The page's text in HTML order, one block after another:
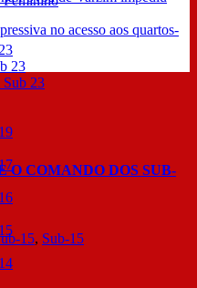
23
23
no acesso aos quartos-
COMANDO DOS SUB-
15, Sub-15